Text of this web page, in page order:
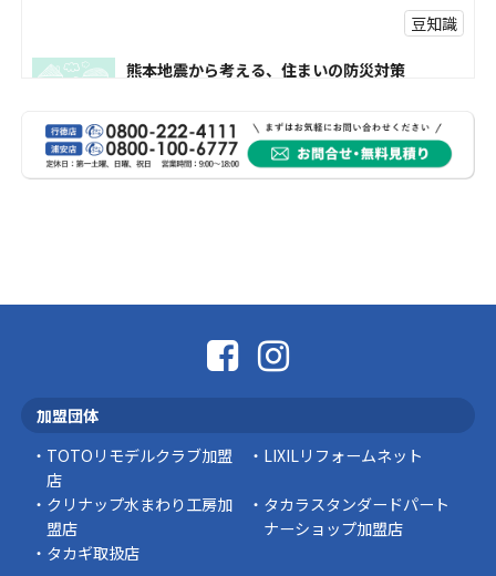
豆知識
熊本地震から考える、住まいの防災対策
受けられた皆様に、心よりお見舞い申し上げま
す。 今回の地震 …
社長コラム
スタッフの日常
加盟団体
TOTOリモデルクラブ加盟
店
LIXILリフォームネット
クリナップ水まわり工房加
盟店
タカラスタンダードパート
ナーショップ加盟店
タカギ取扱店